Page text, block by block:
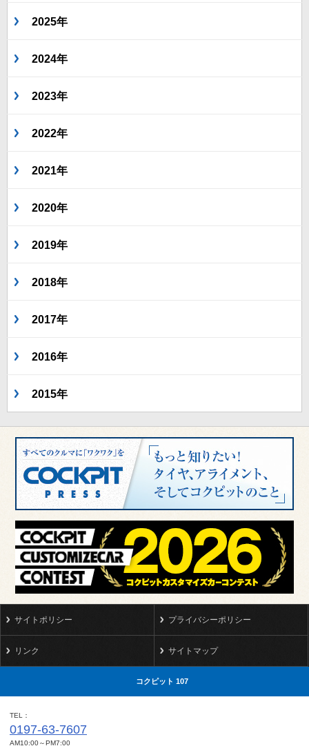
2025年
2024年
2023年
2022年
2021年
2020年
2019年
2018年
2017年
2016年
2015年
サイトポリシー プライバシーポリシー
リンク サイトマップ
コクピット 107
TEL
0197-63-7607
AM10:00～PM7:00